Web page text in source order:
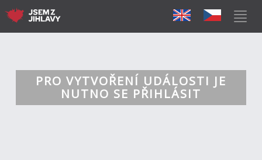
PRO VYTVOŘENÍ UDÁLOSTI JE
NUTNO SE PŘIHLÁSIT